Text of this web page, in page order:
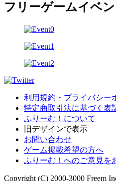
フリーゲームイベン
利用規約・プライバシー
特定商取引法に基づく表
ふりーむ！について
旧デザインで表示
お問い合わせ
ゲーム掲載希望の方へ
ふりーむ！へのご意見を
Copyright (C) 2000-3000 Freem